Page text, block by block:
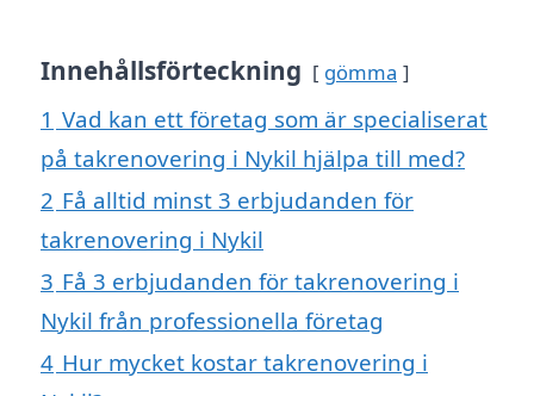
Innehållsförteckning gömma
1 Vad kan ett företag som är specialiserat
på takrenovering i Nykil hjälpa till med?
2 Få alltid minst 3 erbjudanden för
takrenovering i Nykil
3 Få 3 erbjudanden för takrenovering i
Nykil från professionella företag
4 Hur mycket kostar takrenovering i